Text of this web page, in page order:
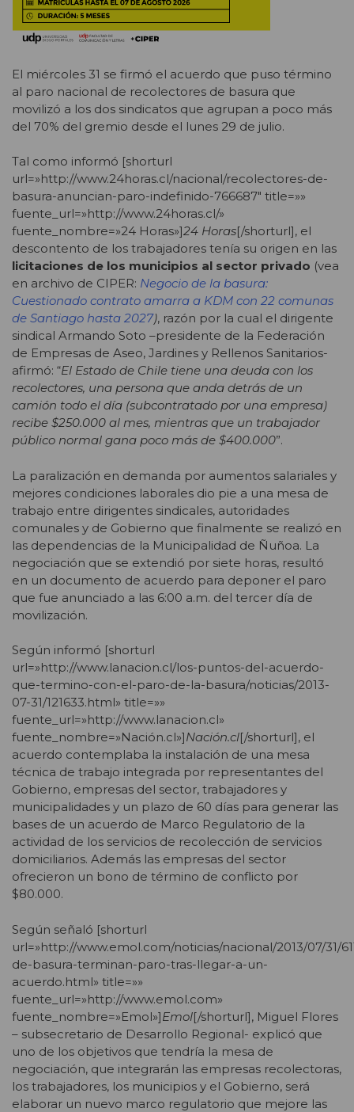
El miércoles 31 se firmó el acuerdo que puso término
al paro nacional de recolectores de basura que
movilizó a los dos sindicatos que agrupan a poco más
del 70% del gremio desde el lunes 29 de julio.
Tal como informó [shorturl
url=»http://www.24horas.cl/nacional/recolectores-de-
basura-anuncian-paro-indefinido-766687″ title=»»
fuente_url=»http://www.24horas.cl/»
fuente_nombre=»24 Horas»]24 Horas[/shorturl], el
descontento de los trabajadores tenía su origen en las
licitaciones de los municipios al sector privado (vea
en archivo de CIPER: Negocio de la basura:
Cuestionado contrato amarra a KDM con 22 comunas
de Santiago hasta 2027), razón por la cual el dirigente
sindical Armando Soto –presidente de la Federación
de Empresas de Aseo, Jardines y Rellenos Sanitarios-
afirmó: “El Estado de Chile tiene una deuda con los
recolectores, una persona que anda detrás de un
camión todo el día (subcontratado por una empresa)
recibe $250.000 al mes, mientras que un trabajador
público normal gana poco más de $400.000”.
La paralización en demanda por aumentos salariales y
mejores condiciones laborales dio pie a una mesa de
trabajo entre dirigentes sindicales, autoridades
comunales y de Gobierno que finalmente se realizó en
las dependencias de la Municipalidad de Ñuñoa. La
negociación que se extendió por siete horas, resultó
en un documento de acuerdo para deponer el paro
que fue anunciado a las 6:00 a.m. del tercer día de
movilización.
Según informó [shorturl
url=»http://www.lanacion.cl/los-puntos-del-acuerdo-
que-termino-con-el-paro-de-la-basura/noticias/2013-
07-31/121633.html» title=»»
fuente_url=»http://www.lanacion.cl»
fuente_nombre=»Nación.cl»]Nación.cl[/shorturl], el
acuerdo contemplaba la instalación de una mesa
técnica de trabajo integrada por representantes del
Gobierno, empresas del sector, trabajadores y
municipalidades y un plazo de 60 días para generar las
bases de un acuerdo de Marco Regulatorio de la
actividad de los servicios de recolección de servicios
domiciliarios. Además las empresas del sector
ofrecieron un bono de término de conflicto por
$80.000.
Según señaló [shorturl
url=»http://www.emol.com/noticias/nacional/2013/07/31/
de-basura-terminan-paro-tras-llegar-a-un-
acuerdo.html» title=»»
fuente_url=»http://www.emol.com»
fuente_nombre=»Emol»]Emol[/shorturl], Miguel Flores
– subsecretario de Desarrollo Regional- explicó que
uno de los objetivos que tendría la mesa de
negociación, que integrarán las empresas recolectoras,
los trabajadores, los municipios y el Gobierno, será
elaborar un nuevo marco regulatorio que mejore las